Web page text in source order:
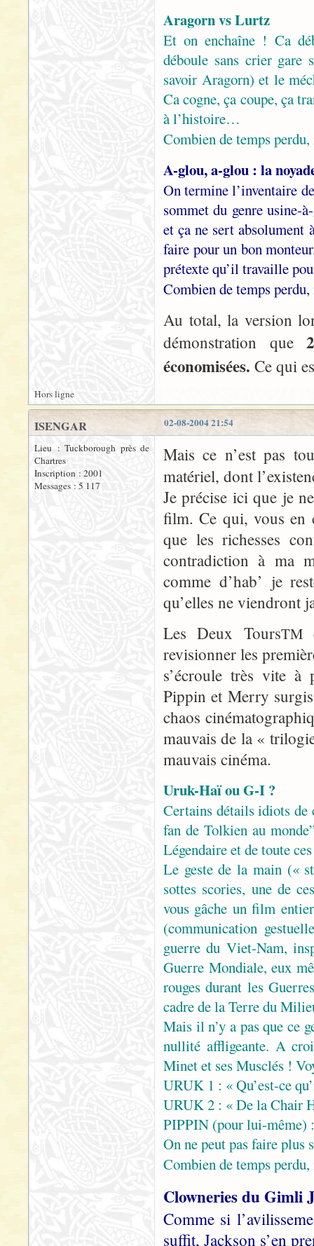
Aragorn vs Lurtz
Et on enchaîne ! Ca
déboule sans crier gare
savoir Aragorn) et le
Ca cogne, ça coupe, ça
à l’histoire…
Combien de temps
A-glou, a-glou : la
On termine l’inventaire
sommet du genre usine-
et ça ne sert absolument
faire pour un bon
prétexte qu’il travaille
Combien de temps
Au total, la version
démonstration que
économisées. Ce qui
Hors ligne
02-08-2004 21:54
ISENGAR
Lieu : Tuckborough près de
Chartres
Inscription : 2001
Messages : 5 117
Mais ce n’est pas
matériel, dont
Je précise ici que je
film. Ce qui, vous en
que les richesses
contradiction à ma
comme d’hab’ je
qu’elles ne viendront
Les Deux ToursTM
revisionner les
s’écroule très vite
Pippin et Merry
chaos
mauvais de la «
mauvais cinéma.
Uruk-Haï ou G-I ?
Certains détails idiots de
fan de Tolkien au
Légendaire et de toute
Le geste de la main («
sottes scories, une de
vous gâche un film
(communication
guerre du Viet-Nam,
Guerre Mondiale, eux
rouges durant les
cadre de la Terre du
Mais il n’y a pas que ce
nullité affligeante. A
Minet et ses Musclés !
URUK 1 : « Qu’est-ce
URUK 2 : « De la Chair
PIPPIN (pour lui-
On ne peut pas faire
Combien de temps
Clowneries du Gimli
Comme si
suffit, Jackson s’en